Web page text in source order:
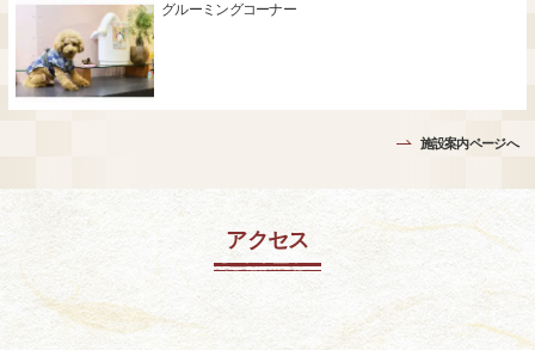
グルーミングコーナー
施設案内ページへ
アクセス